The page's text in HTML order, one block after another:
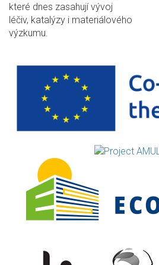
které dnes zasahují vývoj
léčiv, katalýzy i materiálového
výzkumu.